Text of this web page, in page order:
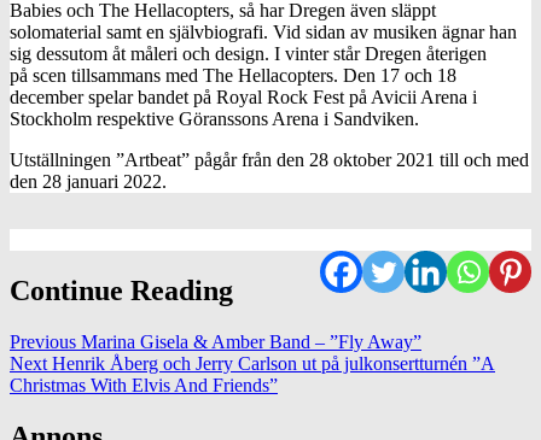
Babies och The Hellacopters, så har Dregen även släppt
solomaterial samt en självbiografi. Vid sidan av musiken ägnar han
sig dessutom åt måleri och design. I vinter står Dregen återigen
på scen tillsammans med The Hellacopters. Den 17 och 18
december spelar bandet på Royal Rock Fest på Avicii Arena i
Stockholm respektive Göranssons Arena i Sandviken.
Utställningen ”Artbeat” pågår från den 28 oktober 2021 till och med
den 28 januari 2022.
Continue Reading
Previous Marina Gisela & Amber Band – ”Fly Away”
Next Henrik Åberg och Jerry Carlson ut på julkonsertturnén ”A
Christmas With Elvis And Friends”